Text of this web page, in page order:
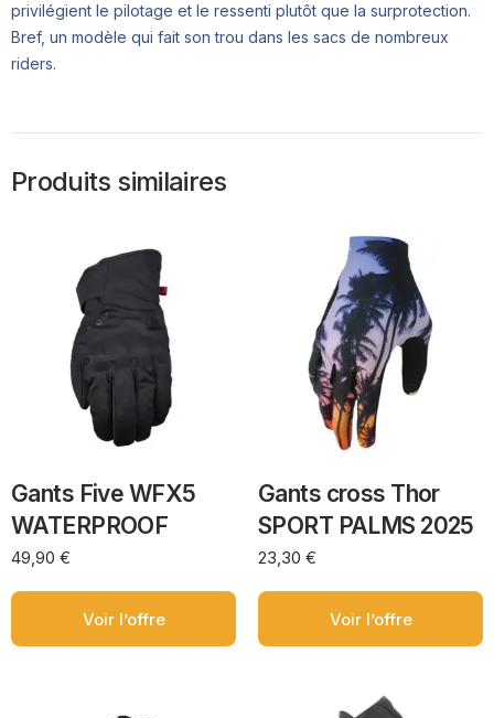
privilégient le pilotage et le ressenti plutôt que la surprotection.
Bref, un modèle qui fait son trou dans les sacs de nombreux
riders.
Produits similaires
Gants Five WFX5
WATERPROOF
49,90 €
Voir l’offre
Gants cross Thor
SPORT PALMS 2025
23,30 €
Voir l’offre